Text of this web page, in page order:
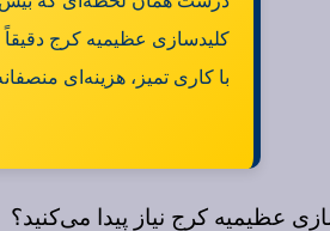
کلیدسازی عظیمیه کرج
با کاری تمیز، هزینه‌ای
عظیمیه کرج نیاز پیدا می‌کنید؟